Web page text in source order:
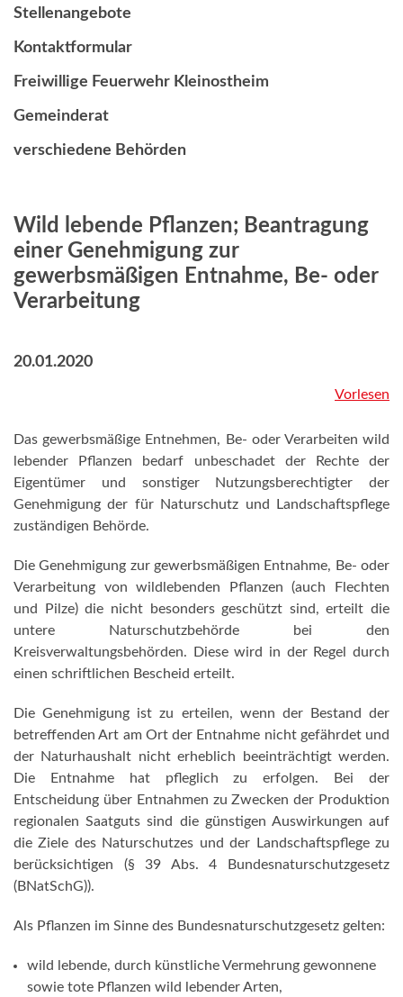
Stellenangebote
Kontaktformular
Freiwillige Feuerwehr Kleinostheim
Gemeinderat
verschiedene Behörden
Wild lebende Pflanzen; Beantragung
einer Genehmigung zur
gewerbsmäßigen Entnahme, Be- oder
Verarbeitung
20.01.2020
Vorlesen
Das gewerbsmäßige Entnehmen, Be- oder Verarbeiten wild
lebender Pflanzen bedarf unbeschadet der Rechte der
Eigentümer und sonstiger Nutzungsberechtigter der
Genehmigung der für Naturschutz und Landschaftspflege
zuständigen Behörde.
Die Genehmigung zur gewerbsmäßigen Entnahme, Be- oder
Verarbeitung von wildlebenden Pflanzen (auch Flechten
und Pilze) die nicht besonders geschützt sind, erteilt die
untere Naturschutzbehörde bei den
Kreisverwaltungsbehörden. Diese wird in der Regel durch
einen schriftlichen Bescheid erteilt.
Die Genehmigung ist zu erteilen, wenn der Bestand der
betreffenden Art am Ort der Entnahme nicht gefährdet und
der Naturhaushalt nicht erheblich beeinträchtigt werden.
Die Entnahme hat pfleglich zu erfolgen. Bei der
Entscheidung über Entnahmen zu Zwecken der Produktion
regionalen Saatguts sind die günstigen Auswirkungen auf
die Ziele des Naturschutzes und der Landschaftspflege zu
berücksichtigen (§ 39 Abs. 4 Bundesnaturschutzgesetz
(BNatSchG)).
Als Pflanzen im Sinne des Bundesnaturschutzgesetz gelten:
wild lebende, durch künstliche Vermehrung gewonnene
sowie tote Pflanzen wild lebender Arten,